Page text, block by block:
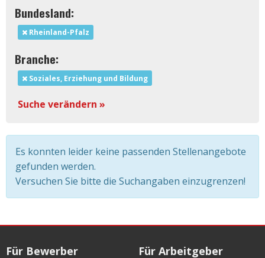
Bundesland:
Rheinland-Pfalz
Branche:
Soziales, Erziehung und Bildung
Suche verändern »
Es konnten leider keine passenden Stellenangebote
gefunden werden.
Versuchen Sie bitte die Suchangaben einzugrenzen!
Für Bewerber Für Arbeitgeber